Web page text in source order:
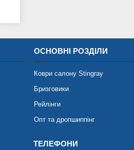
ОСНОВНІ РОЗДІЛИ
Коври салону Stingray
Бризговики
Рейлінги
Опт та дропшиппінг